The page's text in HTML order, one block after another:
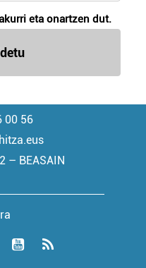
eta onartzen dut.
00 56
– BEASAIN